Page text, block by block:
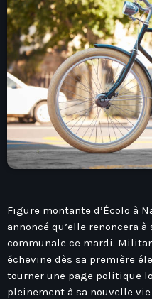
play_arrow Seven Ile-De-France
Love Like Fun
News
Auvergne-Rhône-Alpes
Bretagne
Centre-Val De Loire
Corse
Mixstation
L’équipe
Contact
Figure montante d’Écolo à
annoncé qu’elle renoncera
communale ce mardi.
échevine dès sa première
tourner une page politique
pleinement à sa nouvelle